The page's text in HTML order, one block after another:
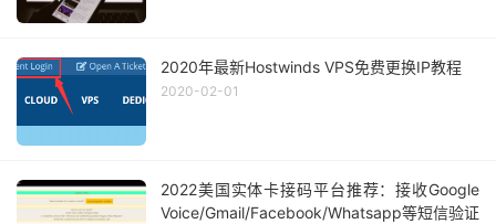
2020年最新Hostwinds VPS免费更换IP教程
2020-02-01
2022美国实体卡接码平台推荐：接收Google
Voice/Gmail/Facebook/Whatsapp等短信验证